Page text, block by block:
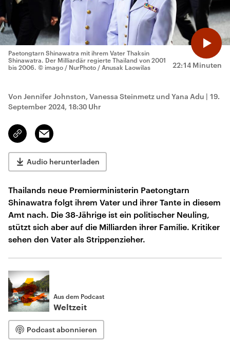
22:14 Minuten
Paetongtarn Shinawatra mit ihrem Vater Thaksin
Shinawatra. Der Milliardär regierte Thailand von 2001
bis 2006. © imago / NurPhoto / Anusak Laowilas
Von Jennifer Johnston, Vanessa Steinmetz und Yana Adu | 19.
September 2024, 18:30 Uhr
Link
kopieren/teilen
Email
Audio herunterladen
Thailands neue Premierministerin Paetongtarn
Shinawatra folgt ihrem Vater und ihrer Tante in diesem
Amt nach. Die 38-Jährige ist ein politischer Neuling,
stützt sich aber auf die Milliarden ihrer Familie. Kritiker
sehen den Vater als Strippenzieher.
Aus dem Podcast
Weltzeit
Podcast abonnieren